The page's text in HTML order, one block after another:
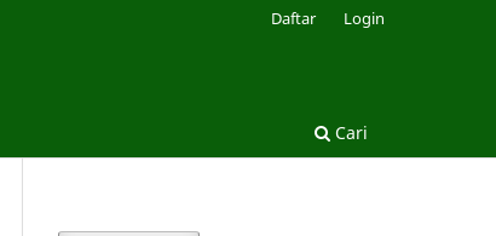
Cari
Daftar Login